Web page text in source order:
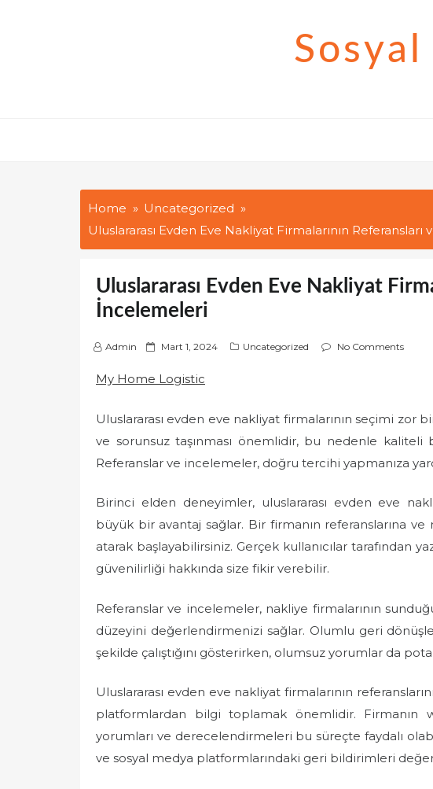
Home
Uncategorized
Uluslararası Evden Eve Nakliyat Firmalarının
Uluslararası Evden Eve Nakliyat
İncelemeleri
Admin
P
s
e
n
Mart 1, 2024 Uncategorized No Comments
My Home Logistic
Uluslararası evden eve nakliyat firmalarının seçimi zor
ve sorunsuz taşınması önemlidir, bu nedenle
Referanslar ve incelemeler, doğru tercihi yapmanıza
Birinci elden deneyimler, uluslararası evden eve
büyük bir avantaj sağlar. Bir firmanın referanslarına
atarak başlayabilirsiniz. Gerçek kullanıcılar tarafından
güvenilirliği hakkında size fikir verebilir.
Referanslar ve incelemeler, nakliye firmalarının
düzeyini değerlendirmenizi sağlar. Olumlu geri
şekilde çalıştığını gösterirken, olumsuz yorumlar da
Uluslararası evden eve nakliyat firmalarının
platformlardan bilgi toplamak önemlidir. Firmanın
yorumları ve derecelendirmeleri bu süreçte faydalı
ve sosyal medya platformlarındaki geri bildirimleri